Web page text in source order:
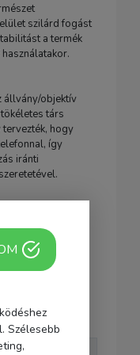
szilárd fogást
a termék
állvány/objektív
társ
hogy
így
iránti
Apexel
Szélesebb